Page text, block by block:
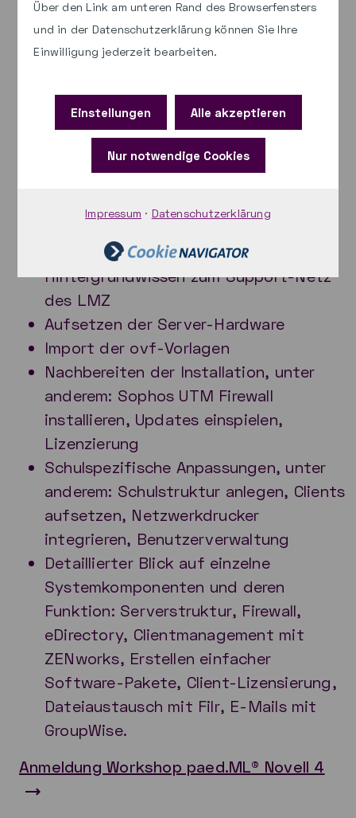
Über den Link am unteren Rand des Browserfensters
und in der Datenschutzerklärung können Sie Ihre
Einwilligung jederzeit bearbeiten.
Einstellungen Alle akzeptieren
Nur notwendige Cookies
Impressum · Datenschutzerklärung
Ziel des Workshops: Sie können die
und supporten. Die Veranstaltung richtet
sich an Lehrkräfte, Netzwerk-
Administratoren, Service-Techniker,
werden folgende Themen geschult:
Informationen zur paed.ML® und
Hintergrundwissen zum Support-Netz
des LMZ
Aufsetzen der Server-Hardware
Import der ovf-Vorlagen
Nachbereiten der Installation, unter
anderem: Sophos UTM Firewall
installieren, Updates einspielen,
Lizenzierung
Schulspezifische Anpassungen, unter
anderem: Schulstruktur anlegen, Clients
aufsetzen, Netzwerkdrucker
integrieren, Benutzerverwaltung
Detaillierter Blick auf einzelne
Systemkomponenten und deren
Funktion: Serverstruktur, Firewall,
eDirectory, Clientmanagement mit
ZENworks, Erstellen einfacher
Software-Pakete, Client-Lizensierung,
Dateiaustausch mit Filr, E-Mails mit
GroupWise.
Anmeldung Workshop paed.ML® Novell 4